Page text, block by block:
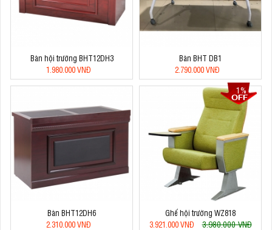
Bàn hội trường BHT12DH3
1.980.000 VNĐ
Bàn BHT DB1
2.790.000 VNĐ
Bàn BHT12DH6
2.310.000 VNĐ
1%
Ghế hội trường WZ818
3.921.000 VNĐ
3.980.000 VNĐ